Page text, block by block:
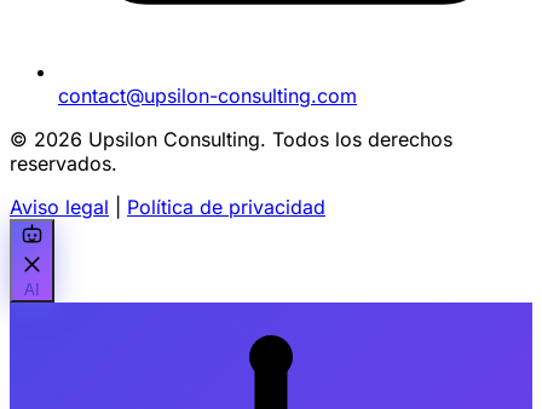
contact@upsilon-consulting.com
© 2026 Upsilon Consulting. Todos los derechos
reservados.
Aviso legal
Política de privacidad
AI